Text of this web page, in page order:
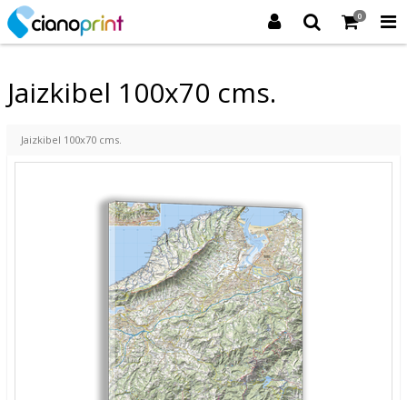
0
Jaizkibel 100x70 cms.
Jaizkibel 100x70 cms.